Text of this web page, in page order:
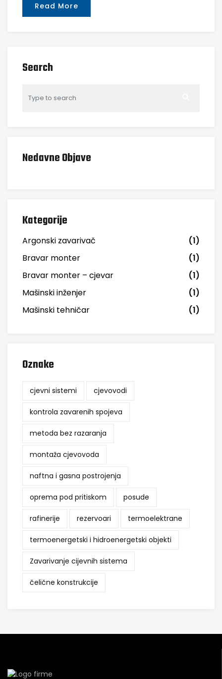
Read More
Search
Nedavne Objave
Kategorije
Argonski zavarivač
(1)
Bravar monter
(1)
Bravar monter – cjevar
(1)
Mašinski inženjer
(1)
Mašinski tehničar
(1)
Oznake
cjevni sistemi cjevovodi
kontrola zavarenih spojeva
metoda bez razaranja
montaža cjevovoda
naftna i gasna postrojenja
oprema pod pritiskom posude
rafinerije rezervoari termoelektrane
termoenergetski i hidroenergetski objekti
Zavarivanje cijevnih sistema
čelične konstrukcije